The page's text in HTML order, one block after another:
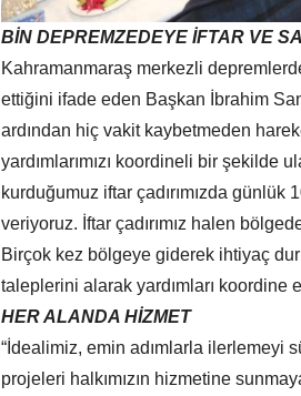
BİN DEPREMZEDEYE İFTAR VE
Kahramanmaraş merkezli
ettiğini ifade eden Başkan İbrahim
ardından hiç vakit kaybetmeden
yardımlarımızı koordineli bir şekilde
kurduğumuz iftar çadırımızda
veriyoruz. İftar çadırımız halen
Birçok kez bölgeye giderek ihtiyaç
taleplerini alarak yardımları koordine
HER ALANDA HİZMET
“İdealimiz, emin adımlarla ilerlemeyi
projeleri halkımızın hizmetine